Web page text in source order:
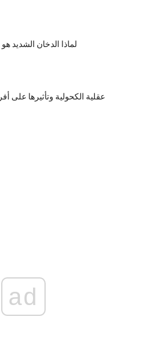
لماذا الدخان الشديد
عقلية الكحولية وتأثيرها على
ad